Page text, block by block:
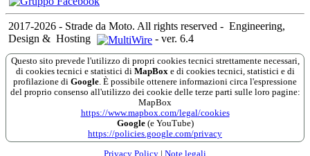
2017-2026 - Strade da Moto. All rights reserved - Engineering,
Design & Hosting - ver. 6.4
Questo sito prevede l'utilizzo di propri cookies tecnici strettamente necessari,
di cookies tecnici e statistici di MapBox e di cookies tecnici, statistici e di
profilazione di Google . È possibile ottenere informazioni circa l'espressione
del proprio consenso all'utilizzo dei cookie delle terze parti sulle loro pagine:
MapBox
https://www.mapbox.com/legal/cookies
Google(e YouTube)
https://policies.google.com/privacy
Privacy Policy | Note legali